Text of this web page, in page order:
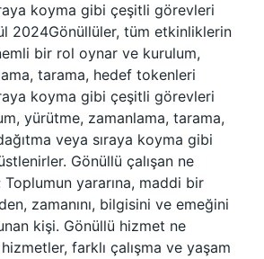
koyma gibi çeşitli görevleri
2024Gönüllüler, tüm etkinliklerin
bir rol oynar ve kurulum,
tarama, hedef tokenleri
koyma gibi çeşitli görevleri
yürütme, zamanlama, tarama,
veya sıraya koyma gibi
Gönüllü çalışan ne
yararına, maddi bir
zamanını, bilgisini ve emeğini
kişi. Gönüllü hizmet ne
farklı çalışma ve yaşam